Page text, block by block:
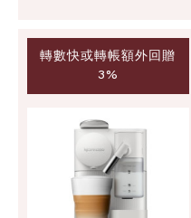
轉數快或轉帳額外回贈
3%